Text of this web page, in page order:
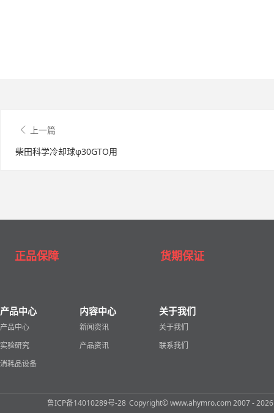
上一篇
柴田科学冷却球φ30GTO用
正品保障 货期保证
产品中心
产品中心
实验研究
消耗品设备
内容中心
新闻资讯
产品资讯
关于我们
关于我们
联系我们
鲁ICP备14010289号-28 Copyright© www.ahymro.com 2007 - 2026